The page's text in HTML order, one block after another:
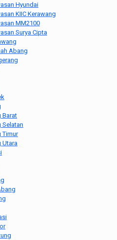
Hyundai
KIIC Kerawang
MM2100
Surya Cipta
Abang
Barat
Selatan
Timur
Utara